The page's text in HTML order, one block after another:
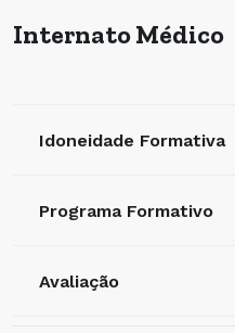
Internato Médico
Idoneidade Formativa
Programa Formativo
Avaliação